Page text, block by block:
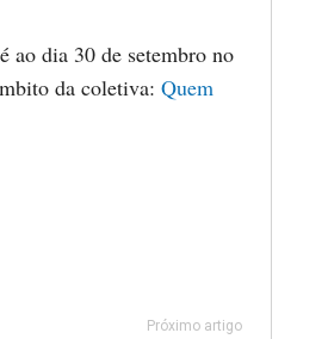
ao dia 30 de setembro no
da coletiva: Quem
Próximo artigo